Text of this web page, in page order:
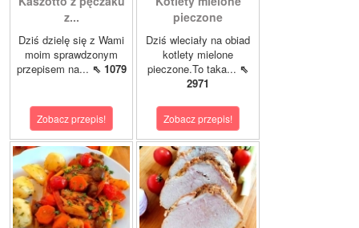
z...
Dziś dzielę się z Wami
moim sprawdzonym
przepisem na... ⇖ 1079
Zobacz przepis!
pieczone
Dziś wleciały na obiad
kotlety mielone
pieczone.To taka... ⇖
2971
Zobacz przepis!